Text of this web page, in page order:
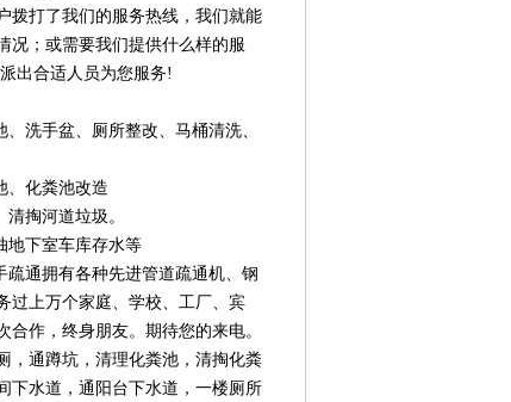
拨打了我们的服务热线，我们就能
况；或需要我们提供什么样的服
出合适人员为您服务!
洗手盆、厕所整改、马桶清洗、
、化粪池改造
掏河道垃圾。
地下室车库存水等
通拥有各种先进管道疏通机、钢
过上万个家庭、学校、工厂、宾
作，终身朋友。期待您的来电。
，通蹲坑，清理化粪池，清掏化粪
下水道，通阳台下水道，一楼厕所